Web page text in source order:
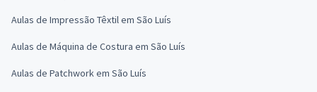
Aulas de Impressão Têxtil em São Luís
Aulas de Máquina de Costura em São Luís
Aulas de Patchwork em São Luís